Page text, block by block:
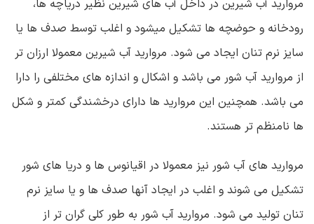
مروارید آب شیرین در داخل آب های شیرین نظیر دریاچه ها،
رودخانه و حوضچه ها تشکیل میشود و اغلب توسط صدف ها یا
سایز نرم تنان ایجاد می شود. مروارید آب شیرین معمولا ارزان تر
از مروارید آب شور می باشد و اشکال و اندازه های مختلفی را دارا
می باشد. همچنین این مروارید ها دارای درخشندگی کمتر و شکل
ها نامنظم تر هستند.
مروارید های آب شور نیز معمولا در اقیانوس ها و دریا های شور
تشکیل می شوند و اغلب در ایجاد آنها صدف ها و یا سایز نرم
تنان تولید می شود. مروارید آب شور به طور کلی گران تر از